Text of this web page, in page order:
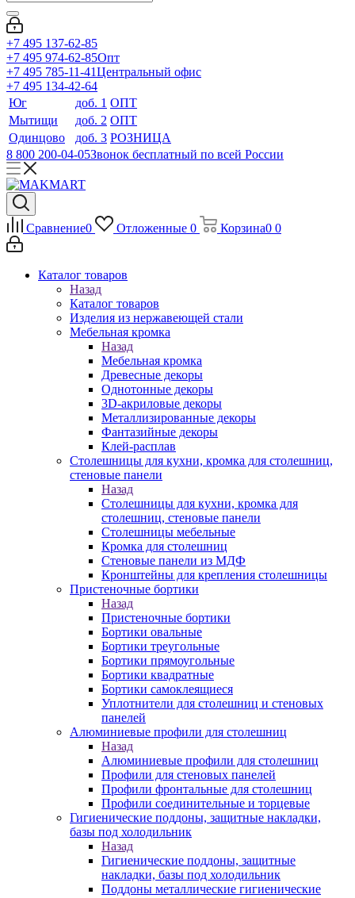
+7 495 137-62-85
+7 495 974-62-85Опт
+7 495 785-11-41Центральный офис
+7 495 134-42-64
Юг
доб. 1 ОПТ
Мытищи
доб. 2 ОПТ
Одинцово
доб. 3 РОЗНИЦА
8 800 200-04-05Звонок бесплатный по всей России
Сравнение0 Отложенные 0 Корзина0 0
Каталог товаров
Назад
Каталог товаров
Изделия из нержавеющей стали
Мебельная кромка
Назад
Мебельная кромка
Древесные декоры
Однотонные декоры
3D-акриловые декоры
Металлизированные декоры
Фантазийные декоры
Клей-расплав
Столешницы для кухни, кромка для столешниц,
стеновые панели
Назад
Столешницы для кухни, кромка для
столешниц, стеновые панели
Столешницы мебельные
Кромка для столешниц
Стеновые панели из МДФ
Кронштейны для крепления столешницы
Пристеночные бортики
Назад
Пристеночные бортики
Бортики овальные
Бортики треугольные
Бортики прямоугольные
Бортики квадратные
Бортики самоклеящиеся
Уплотнители для столешниц и стеновых
панелей
Алюминиевые профили для столешниц
Назад
Алюминиевые профили для столешниц
Профили для стеновых панелей
Профили фронтальные для столешниц
Профили соединительные и торцевые
Гигиенические поддоны, защитные накладки,
базы под холодильник
Назад
Гигиенические поддоны, защитные
накладки, базы под холодильник
Поддоны металлические гигиенические